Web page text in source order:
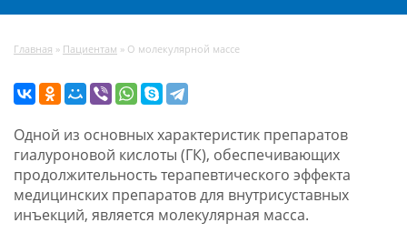
Главная » Пациентам » О молекулярной массе
Одной из основных характеристик препаратов
гиалуроновой кислоты (ГК), обеспечивающих
продолжительность терапевтического эффекта
медицинских препаратов для внутрисуставных
инъекций, является молекулярная масса.